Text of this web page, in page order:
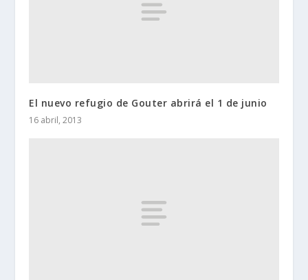
El nuevo refugio de Gouter abrirá el 1 de junio
16 abril, 2013